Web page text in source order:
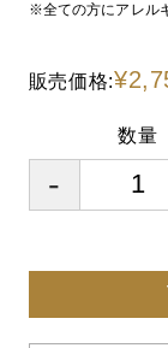
※全ての方にアレル
販売価格:
数量
-